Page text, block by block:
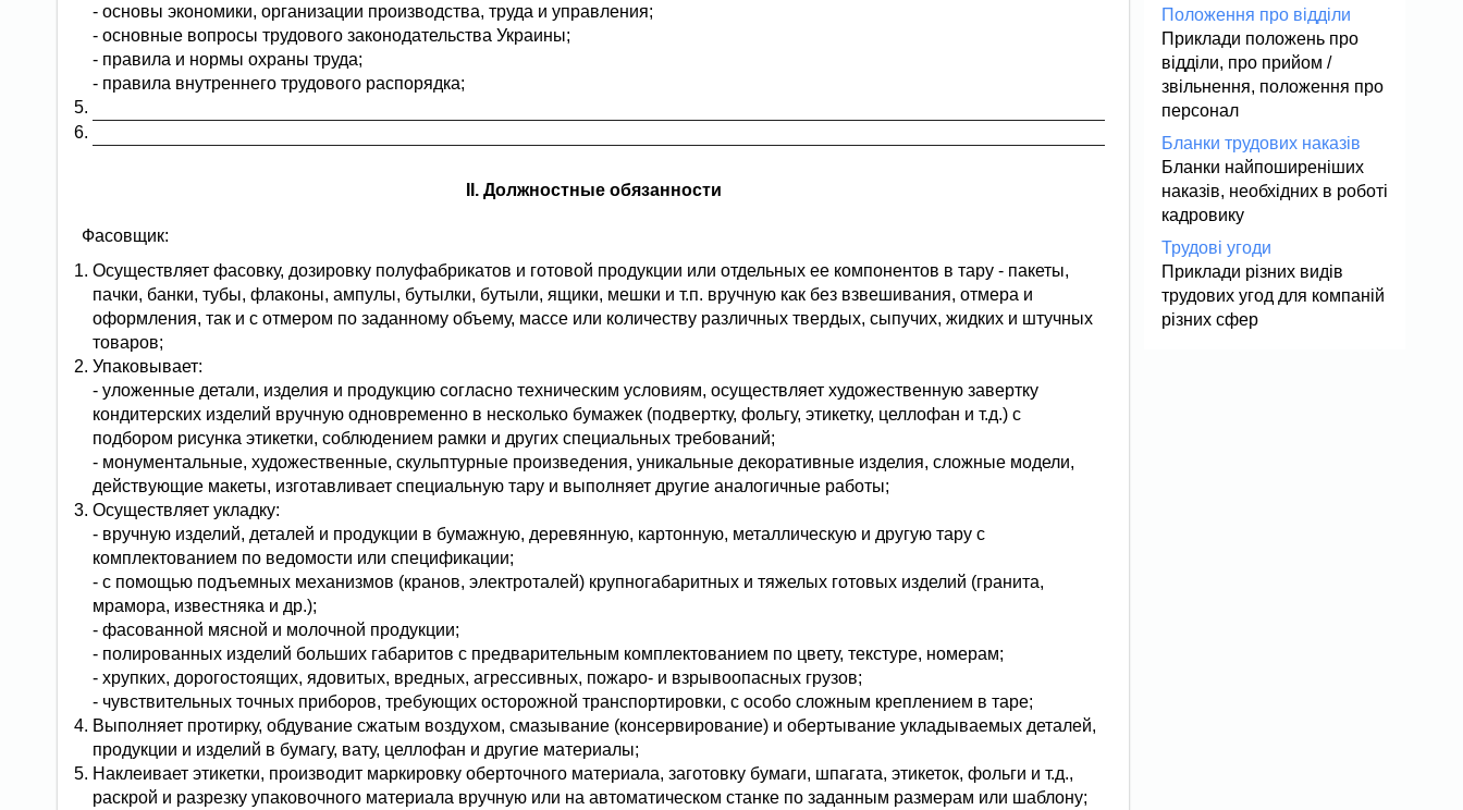
- основы экономики, организации производства, труда и управления;
- основные вопросы трудового законодательства Украины;
- правила и нормы охраны труда;
- правила внутреннего трудового распорядка;
II. Должностные обязанности
Фасовщик:
Осуществляет фасовку, дозировку полуфабрикатов и готовой продукции или отдельных ее компонентов в тару - пакеты,
пачки, банки, тубы, флаконы, ампулы, бутылки, бутыли, ящики, мешки и т.п. вручную как без взвешивания, отмера и
оформления, так и с отмером по заданному объему, массе или количеству различных твердых, сыпучих, жидких и штучных
товаров;
Упаковывает:
- уложенные детали, изделия и продукцию согласно техническим условиям, осуществляет художественную завертку
кондитерских изделий вручную одновременно в несколько бумажек (подвертку, фольгу, этикетку, целлофан и т.д.) с
подбором рисунка этикетки, соблюдением рамки и других специальных требований;
- монументальные, художественные, скульптурные произведения, уникальные декоративные изделия, сложные модели,
действующие макеты, изготавливает специальную тару и выполняет другие аналогичные работы;
Осуществляет укладку:
- вручную изделий, деталей и продукции в бумажную, деревянную, картонную, металлическую и другую тару с
комплектованием по ведомости или спецификации;
- с помощью подъемных механизмов (кранов, электроталей) крупногабаритных и тяжелых готовых изделий (гранита,
мрамора, известняка и др.);
- фасованной мясной и молочной продукции;
- полированных изделий больших габаритов с предварительным комплектованием по цвету, текстуре, номерам;
- хрупких, дорогостоящих, ядовитых, вредных, агрессивных, пожаро- и взрывоопасных грузов;
- чувствительных точных приборов, требующих осторожной транспортировки, с особо сложным креплением в таре;
Выполняет протирку, обдувание сжатым воздухом, смазывание (консервирование) и обертывание укладываемых деталей,
продукции и изделий в бумагу, вату, целлофан и другие материалы;
Наклеивает этикетки, производит маркировку оберточного материала, заготовку бумаги, шпагата, этикеток, фольги и т.д.,
раскрой и разрезку упаковочного материала вручную или на автоматическом станке по заданным размерам или шаблону;
Положення про відділи
Приклади положень про
відділи, про прийом /
звільнення, положення про
персонал
Бланки трудових наказів
Бланки найпоширеніших
наказів, необхідних в роботі
кадровику
Трудові угоди
Приклади різних видів
трудових угод для компаній
різних сфер